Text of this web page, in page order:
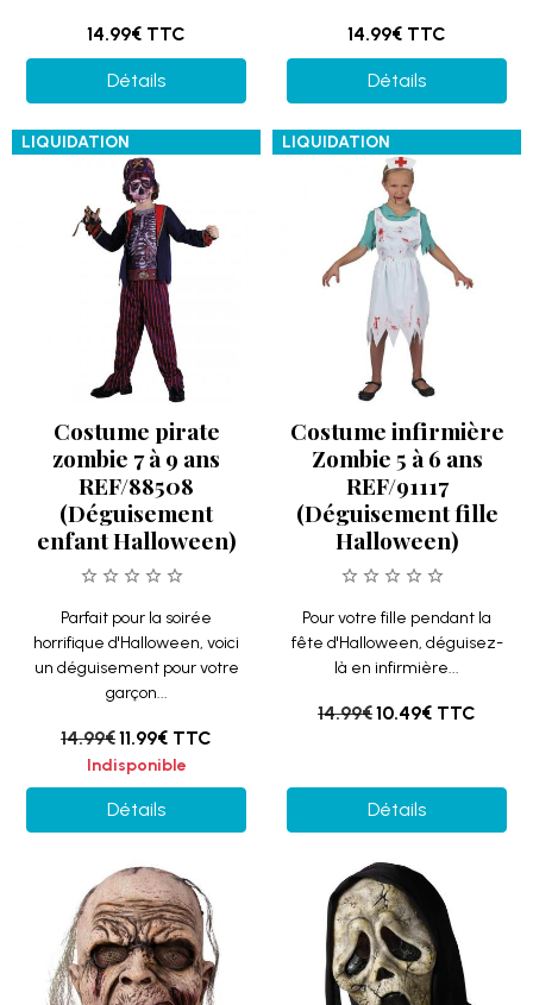
14.99€ TTC
Détails
14.99€ TTC
Détails
LIQUIDATION
Costume pirate
zombie 7 à 9 ans
REF/88508
(Déguisement
enfant Halloween)
Parfait pour la soirée
horrifique d'Halloween, voici
un déguisement pour votre
garçon...
14.99€11.99€ TTC
Indisponible
Détails
LIQUIDATION
Costume infirmière
Zombie 5 à 6 ans
REF/91117
(Déguisement fille
Halloween)
Pour votre fille pendant la
fête d'Halloween, déguisez-
là en infirmière...
14.99€10.49€ TTC
Détails